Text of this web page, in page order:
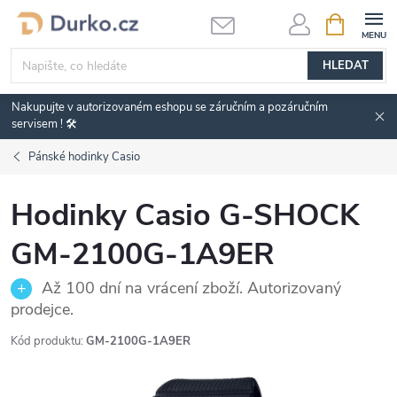
Přejít
obsah
HLEDAT
NÁKUPNÍ
KOŠÍK
Nakupujte v autorizovaném eshopu se záručním a pozáručním
servisem ! 🛠️
Pánské hodinky Casio
Hodinky Casio G-SHOCK
GM-2100G-1A9ER
Až 100 dní na vrácení zboží. Autorizovaný
prodejce.
Kód produktu: GM-2100G-1A9ER